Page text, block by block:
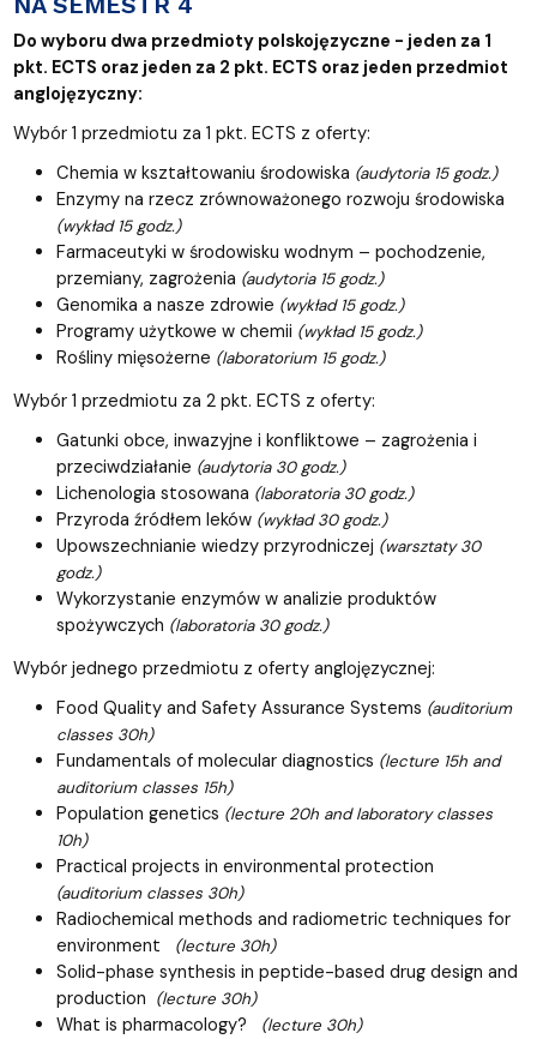
Do wyboru dwa przedmioty polskojęzyczne - jeden za 1
pkt. ECTS oraz jeden za 2 pkt. ECTS oraz jeden przedmiot
anglojęzyczny:
Wybór 1 przedmiotu za 1 pkt. ECTS z oferty:
Chemia w kształtowaniu środowiska (audytoria 15 godz.)
Enzymy na rzecz zrównoważonego rozwoju środowiska
(wykład 15 godz.)
Farmaceutyki w środowisku wodnym – pochodzenie,
przemiany, zagrożenia (audytoria 15 godz.)
Genomika a nasze zdrowie (wykład 15 godz.)
Programy użytkowe w chemii (wykład 15 godz.)
Rośliny mięsożerne (laboratorium 15 godz.)
Wybór 1 przedmiotu za 2 pkt. ECTS z oferty:
Gatunki obce, inwazyjne i konfliktowe – zagrożenia i
przeciwdziałanie (audytoria 30 godz.)
Lichenologia stosowana (laboratoria 30 godz.)
Przyroda źródłem leków (wykład 30 godz.)
Upowszechnianie wiedzy przyrodniczej (warsztaty 30
godz.)
Wykorzystanie enzymów w analizie produktów
spożywczych (laboratoria 30 godz.)
Wybór jednego przedmiotu z oferty anglojęzycznej:
Food Quality and Safety Assurance Systems (auditorium
classes 30h)
Fundamentals of molecular diagnostics (lecture 15h and
auditorium classes 15h)
Population genetics (lecture 20h and laboratory classes
10h)
Practical projects in environmental protection
(auditorium classes 30h)
Radiochemical methods and radiometric techniques for
environment
(lecture 30h)
Solid-phase synthesis in peptide-based drug design and
production (lecture 30h)
What is pharmacology? (lecture 30h)